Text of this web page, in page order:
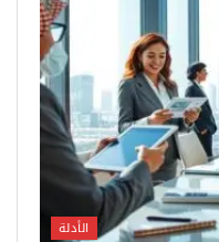
الأدلة